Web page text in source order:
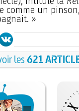
comme un
»
les621